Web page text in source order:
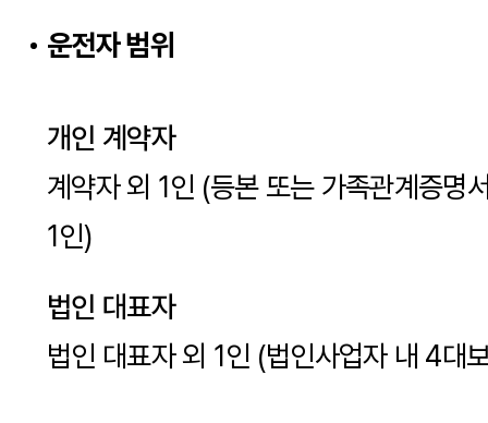
운전자 범위
개인 계약자
계약자 외 1인 (등본 또는 가족관계증명
1인)
법인 대표자
법인 대표자 외 1인 (법인사업자 내 4대